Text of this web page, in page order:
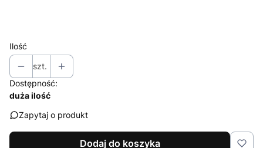
Ilość
szt.
Dostępność:
duża ilość
Zapytaj o produkt
Dodaj do koszyka